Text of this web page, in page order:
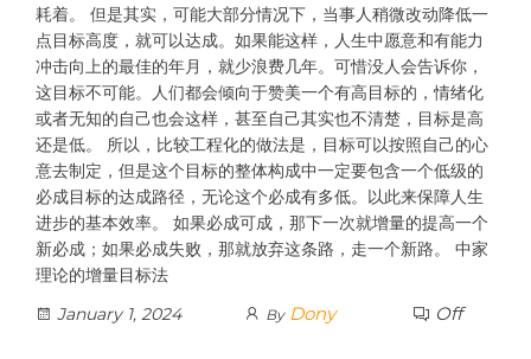
耗着。 但是其实，可能大部分情况下，当事人稍微改动降低一
点目标高度，就可以达成。如果能这样，人生中愿意和有能力
冲击向上的最佳的年月，就少浪费几年。可惜没人会告诉你，
这目标不可能。人们都会倾向于赞美一个有高目标的，情绪化
或者无知的自己也会这样，甚至自己其实也不清楚，目标是高
还是低。 所以，比较工程化的做法是，目标可以按照自己的心
意去制定，但是这个目标的整体构成中一定要包含一个低级的
必成目标的达成路径，无论这个必成有多低。以此来保障人生
进步的基本效率。 如果必成可成，那下一次就增量的提高一个
新必成；如果必成失败，那就放弃这条路，走一个新路。 中家
理论的增量目标法
January 1, 2024
By Dony Off